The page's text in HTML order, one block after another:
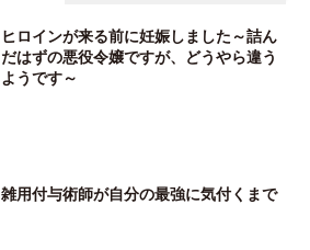
ヒロインが来る前に妊娠しました～詰ん
だはずの悪役令嬢ですが、どうやら違う
ようです～
雑用付与術師が自分の最強に気付くまで